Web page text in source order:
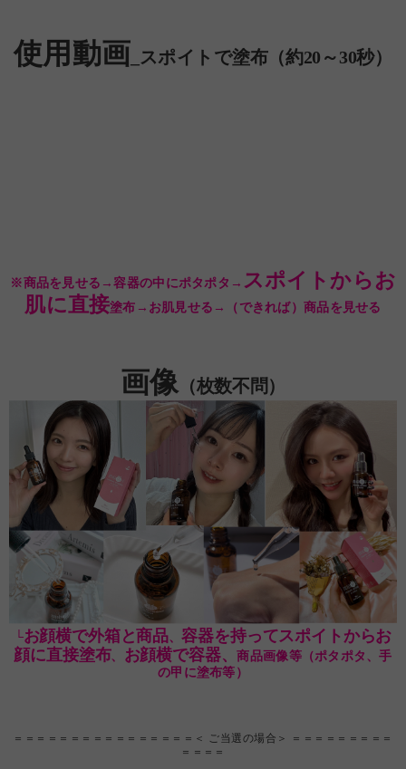
使用 動画 _スポイトで塗布（約20～30秒）
※商品を見せる→容器の中にポタポタ→ スポイトからお
肌に直接塗布→お肌見せる→（できれば）商品を見せる
画像 （枚数不問）
└お顔横で外箱と商品、容器を持ってスポイトからお
顔に直接塗布、 お顔横で容器、商品画像等（ポタポタ、手
の甲に塗布等）
＝＝＝＝＝＝＝＝＝＝＝＝＝＝＝＝＜ ご当選の場合＞ ＝＝＝＝＝＝＝＝＝
＝＝＝＝